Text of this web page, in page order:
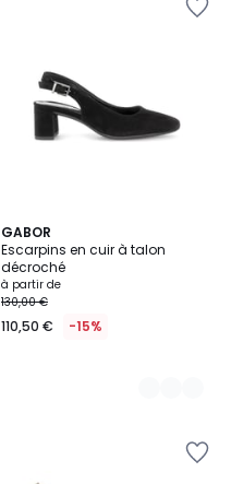
GABOR
Escarpins en cuir à talon
décroché
à partir de
130,00 €
110,50 € -15%
3
Couleurs